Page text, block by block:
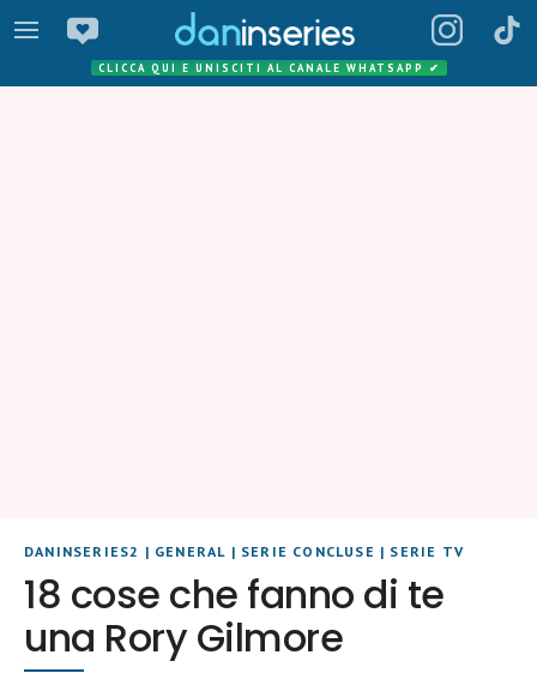
CLICCA QUI E UNISCITI AL CANALE WHATSAPP ✔
DANINSERIES2 | GENERAL | SERIE CONCLUSE | SERIE TV
18 cose che fanno di te
una Rory Gilmore